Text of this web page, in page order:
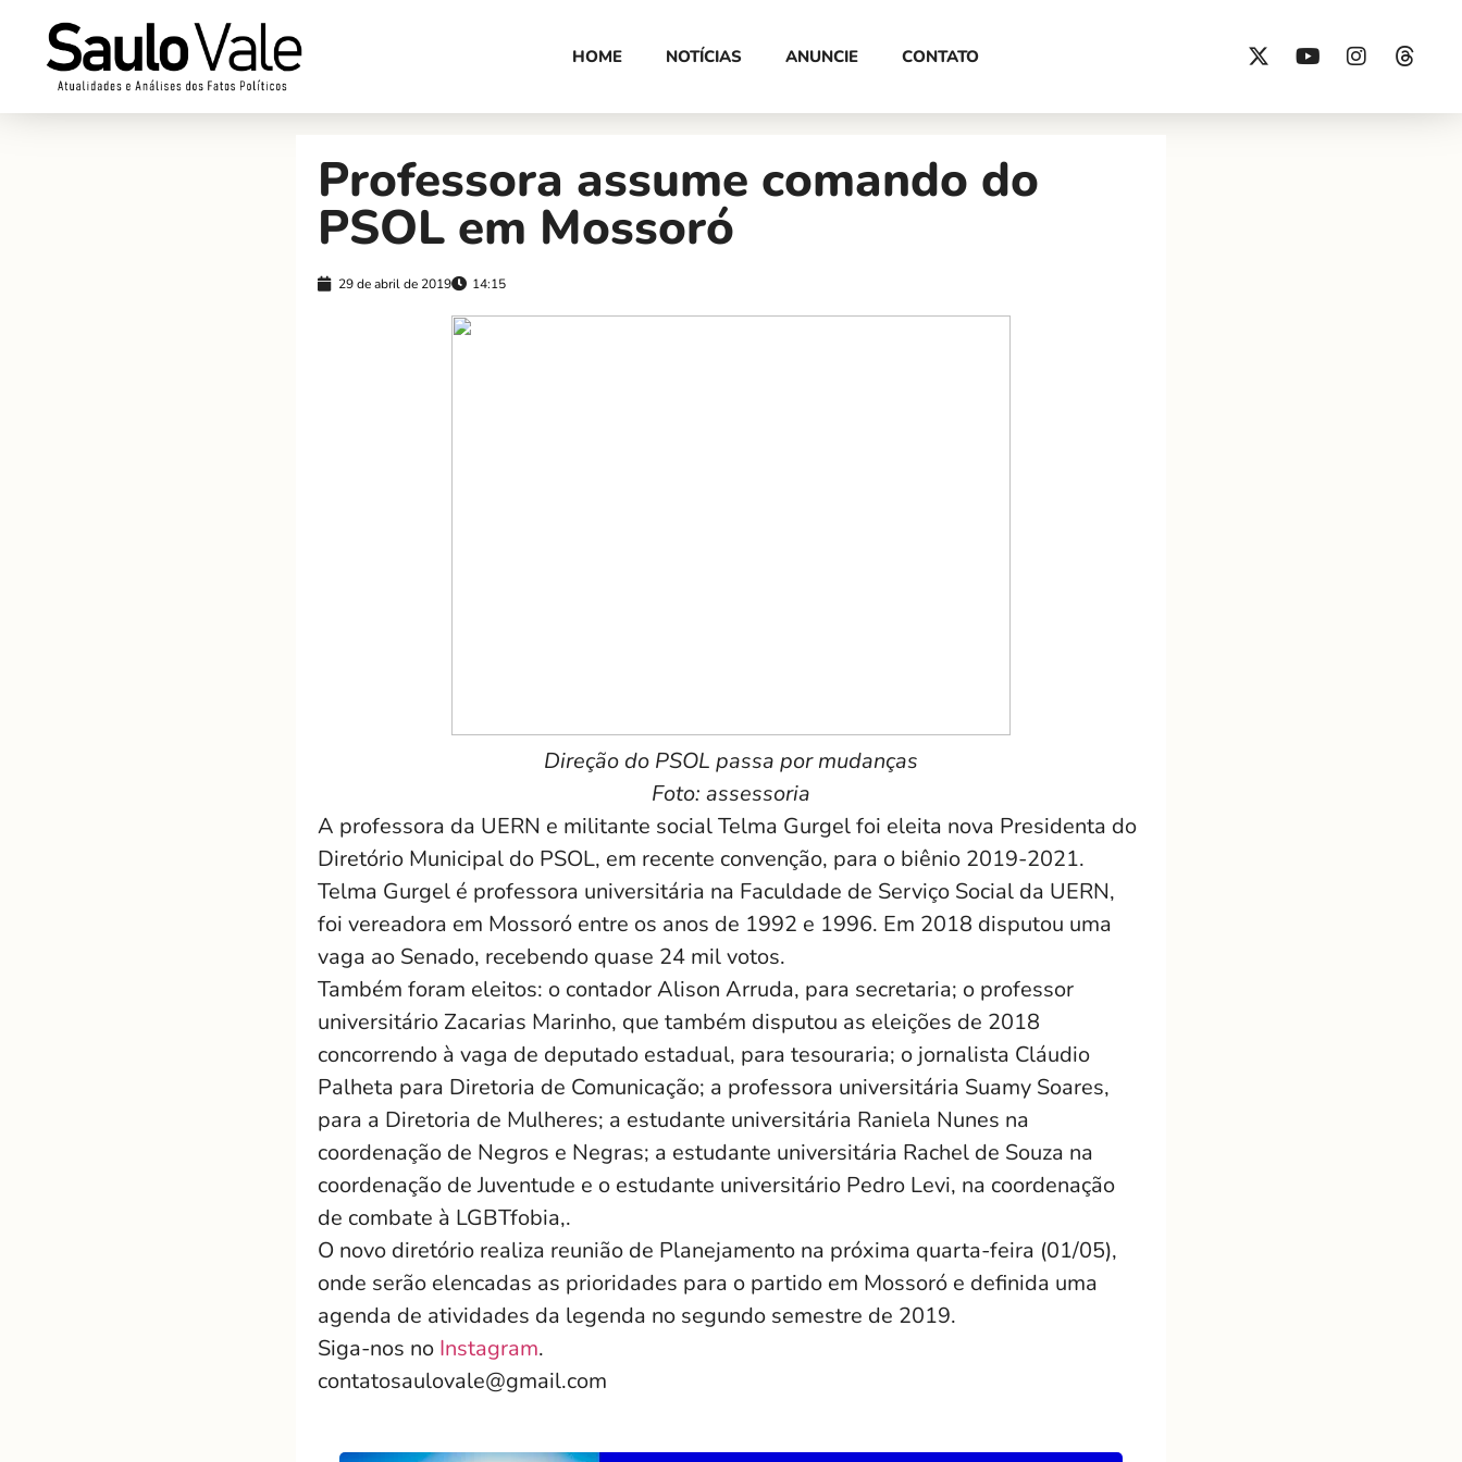
HOME NOTÍCIAS ANUNCIE CONTATO
Professora assume comando do
PSOL em Mossoró
29 de abril de 2019 14:15
Direção do PSOL passa por mudanças
Foto: assessoria
A professora da UERN e militante social Telma Gurgel foi eleita nova Presidenta do
Diretório Municipal do PSOL, em recente convenção, para o biênio 2019-2021.
Telma Gurgel é professora universitária na Faculdade de Serviço Social da UERN,
foi vereadora em Mossoró entre os anos de 1992 e 1996. Em 2018 disputou uma
vaga ao Senado, recebendo quase 24 mil votos.
Também foram eleitos: o contador Alison Arruda, para secretaria; o professor
universitário Zacarias Marinho, que também disputou as eleições de 2018
concorrendo à vaga de deputado estadual, para tesouraria; o jornalista Cláudio
Palheta para Diretoria de Comunicação; a professora universitária Suamy Soares,
para a Diretoria de Mulheres; a estudante universitária Raniela Nunes na
coordenação de Negros e Negras; a estudante universitária Rachel de Souza na
coordenação de Juventude e o estudante universitário Pedro Levi, na coordenação
de combate à LGBTfobia,.
O novo diretório realiza reunião de Planejamento na próxima quarta-feira (01/05),
onde serão elencadas as prioridades para o partido em Mossoró e definida uma
agenda de atividades da legenda no segundo semestre de 2019.
Siga-nos no Instagram.
contatosaulovale@gmail.com